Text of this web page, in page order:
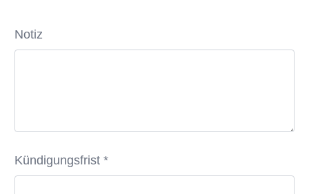
Notiz
Kündigungsfrist *